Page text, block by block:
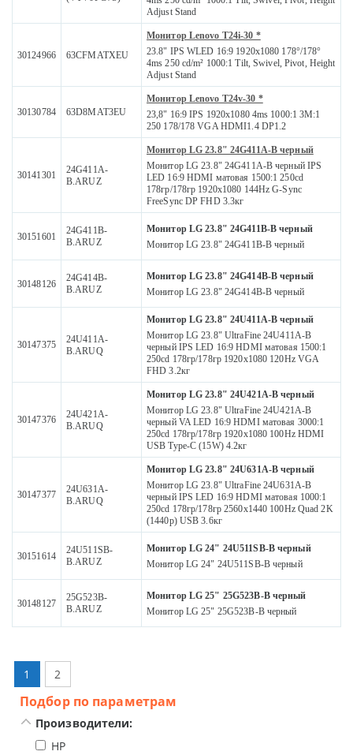
Adjust Stand
30124966 63CFMATXEU
Монитор Lenovo T24i-30 *
23.8" IPS WLED 16:9 1920x1080 178°/178°
4ms 250 cd/m² 1000:1 Tilt, Swivel, Pivot, Height
Adjust Stand
30130784 63D8MAT3EU
Монитор Lenovo T24v-30 *
23,8" 16:9 IPS 1920x1080 4ms 1000:1 3M:1
250 178/178 VGA HDMI1.4 DP1.2
30141301
24G411A-
B.ARUZ
Монитор LG 23.8" 24G411A-B черный
Монитор LG 23.8" 24G411A-B черный IPS
LED 16:9 HDMI матовая 1500:1 250cd
178гр/178гр 1920x1080 144Hz G-Sync
FreeSync DP FHD 3.3кг
30151601
24G411B-
B.ARUZ
Монитор LG 23.8" 24G411B-B черный
Монитор LG 23.8" 24G411B-B черный
30148126
24G414B-
B.ARUZ
Монитор LG 23.8" 24G414B-B черный
Монитор LG 23.8" 24G414B-B черный
30147375
24U411A-
B.ARUQ
Монитор LG 23.8" 24U411A-B черный
Монитор LG 23.8" UltraFine 24U411A-B
черный IPS LED 16:9 HDMI матовая 1500:1
250cd 178гр/178гр 1920x1080 120Hz VGA
FHD 3.2кг
30147376
24U421A-
B.ARUQ
Монитор LG 23.8" 24U421A-B черный
Монитор LG 23.8" UltraFine 24U421A-B
черный VA LED 16:9 HDMI матовая 3000:1
250cd 178гр/178гр 1920x1080 100Hz HDMI
USB Type-C (15W) 4.2кг
30147377
24U631A-
B.ARUQ
Монитор LG 23.8" 24U631A-B черный
Монитор LG 23.8" UltraFine 24U631A-B
черный IPS LED 16:9 HDMI матовая 1000:1
250cd 178гр/178гр 2560x1440 100Hz Quad 2K
(1440p) USB 3.6кг
30151614
24U511SB-
B.ARUZ
Монитор LG 24" 24U511SB-B черный
Монитор LG 24" 24U511SB-B черный
30148127
25G523B-
B.ARUZ
Монитор LG 25" 25G523B-B черный
Монитор LG 25" 25G523B-B черный
1 2
Подбор по параметрам
Производители:
HP